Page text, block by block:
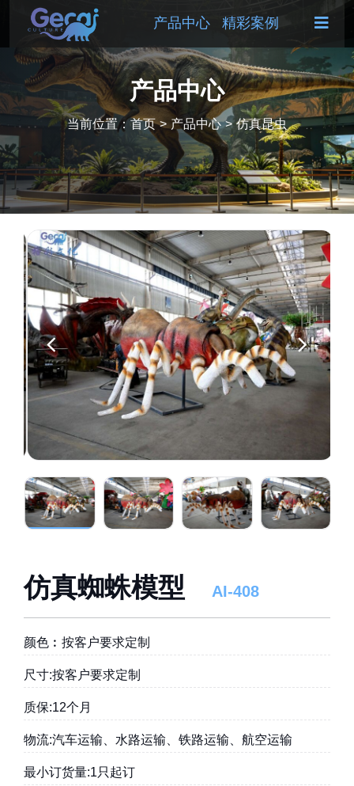
产品中心 精彩案例
产品中心
当前位置：首页 > 产品中心 > 仿真昆虫
仿真蜘蛛模型 AI-408
颜色︰按客户要求定制
尺寸:按客户要求定制
质保:12个月
物流:汽车运输、水路运输、铁路运输、航空运输
最小订货量:1只起订